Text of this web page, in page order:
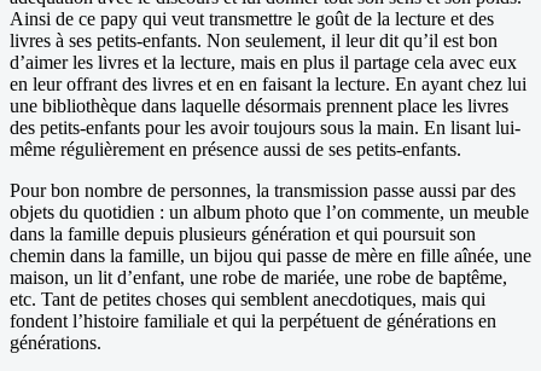
Ainsi de ce papy qui veut transmettre le goût de la lecture et des
livres à ses petits-enfants. Non seulement, il leur dit qu’il est bon
d’aimer les livres et la lecture, mais en plus il partage cela avec eux
en leur offrant des livres et en en faisant la lecture. En ayant chez lui
une bibliothèque dans laquelle désormais prennent place les livres
des petits-enfants pour les avoir toujours sous la main. En lisant lui-
même régulièrement en présence aussi de ses petits-enfants.
Pour bon nombre de personnes, la transmission passe aussi par des
objets du quotidien : un album photo que l’on commente, un meuble
dans la famille depuis plusieurs génération et qui poursuit son
chemin dans la famille, un bijou qui passe de mère en fille aînée, une
maison, un lit d’enfant, une robe de mariée, une robe de baptême,
etc. Tant de petites choses qui semblent anecdotiques, mais qui
fondent l’histoire familiale et qui la perpétuent de générations en
générations.